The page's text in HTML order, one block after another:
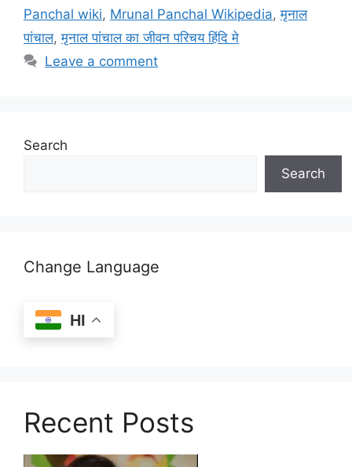
Panchal wiki, Mrunal Panchal Wikipedia,मृनाल
पांचाल,मृनाल पांचाल का जीवन परिचय हिंदि मे
Leave a comment
Search
Search
Change Language
HI
Recent Posts